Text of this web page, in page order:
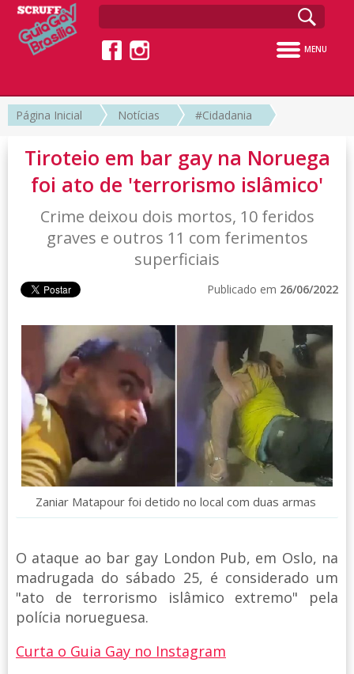
MENU
Página Inicial Notícias #Cidadania
Tiroteio em bar gay na Noruega
foi ato de 'terrorismo islâmico'
Crime deixou dois mortos, 10 feridos
graves e outros 11 com ferimentos
superficiais
Publicado em 26/06/2022
Zaniar Matapour foi detido no local com duas armas
O ataque ao bar gay London Pub, em Oslo, na
madrugada do sábado 25, é considerado um
"ato de terrorismo islâmico extremo" pela
polícia norueguesa.
Curta o Guia Gay no Instagram